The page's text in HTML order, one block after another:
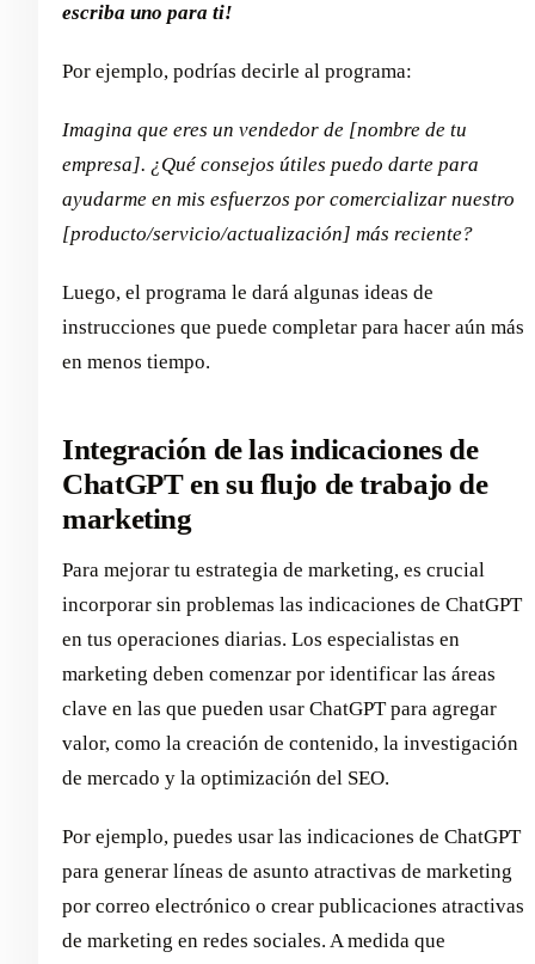
escriba uno para ti!
Por ejemplo, podrías decirle al programa:
Imagina que eres un vendedor de [nombre de tu
empresa]. ¿Qué consejos útiles puedo darte para
ayudarme en mis esfuerzos por comercializar nuestro
[producto/servicio/actualización] más reciente?
Luego, el programa le dará algunas ideas de
instrucciones que puede completar para hacer aún más
en menos tiempo.
Integración de las indicaciones de
ChatGPT en su flujo de trabajo de
marketing
Para mejorar tu estrategia de marketing, es crucial
incorporar sin problemas las indicaciones de ChatGPT
en tus operaciones diarias. Los especialistas en
marketing deben comenzar por identificar las áreas
clave en las que pueden usar ChatGPT para agregar
valor, como la creación de contenido, la investigación
de mercado y la optimización del SEO.
Por ejemplo, puedes usar las indicaciones de ChatGPT
para generar líneas de asunto atractivas de marketing
por correo electrónico o crear publicaciones atractivas
de marketing en redes sociales. A medida que